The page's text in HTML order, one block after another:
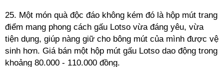
25. Một món quà độc đáo không kém đó là hộp mút trang
điểm mang phong cách gấu Lotso vừa đáng yêu, vừa
tiện dụng, giúp nàng giữ cho bông mút của mình được vệ
sinh hơn. Giá bán một hộp mút gấu Lotso dao động trong
khoảng 80.000 - 110.000 đồng.